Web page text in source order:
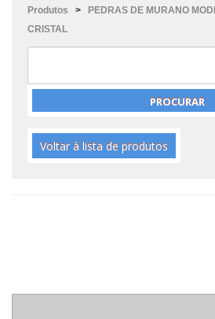
Produtos >
PEDRAS DE MURANO
CRISTAL
Voltar à lista de produtos